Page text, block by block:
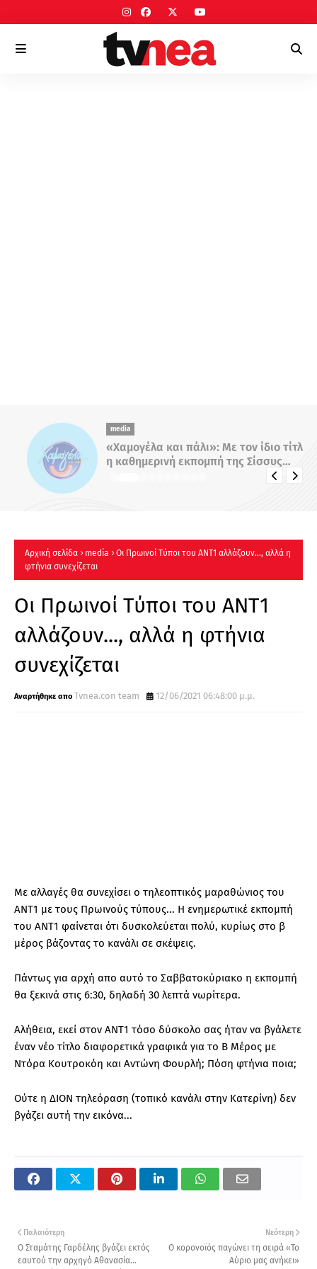
media
«Χαμογέλα και πάλι»: Με τον ίδιο τίτλο
η καθημερινή εκπομπή της Σίσσυς
Αρχική σελίδα media
Οι Πρωινοί Τύποι του ΑΝΤ1 αλλάζουν..., αλλά η
φτήνια συνεχίζεται
Οι Πρωινοί Τύποι του ΑΝΤ1
αλλάζουν..., αλλά η φτήνια
συνεχίζεται
Tvnea.con team 12/06/2021 06:48:00 μ.μ.
Με αλλαγές θα συνεχίσει ο τηλεοπτικός μαραθώνιος του
ΑΝΤ1 με τους Πρωινούς τύπους... Η ενημερωτικέ εκπομπή
του ΑΝΤ1 φαίνεται ότι δυσκολεύεται πολύ, κυρίως στο β
μέρος βάζοντας το κανάλι σε σκέψεις.
Πάντως για αρχή απο αυτό το Σαββατοκύριακο η εκπομπή
θα ξεκινά στις 6:30, δηλαδή 30 λεπτά νωρίτερα.
Αλήθεια, εκεί στον ΑΝΤ1 τόσο δύσκολο σας ήταν να βγάλετε
έναν νέο τίτλο διαφορετικά γραφικά για το Β Μέρος με
Ντόρα Κουτροκόη και Αντώνη Φουρλή; Πόση φτήνια ποια;
Ούτε η ΔΙΟΝ τηλεόραση (τοπικό κανάλι στην Κατερίνη) δεν
βγάζει αυτή την εικόνα...
Νεότερη
Ο κορονοϊός παγώνει τη σειρά «Το
Αύριο μας ανήκει»
Παλαιότερη
Ο Σταμάτης Γαρδέλης βγάζει εκτός
εαυτού την αρχηγό Αθανασία...